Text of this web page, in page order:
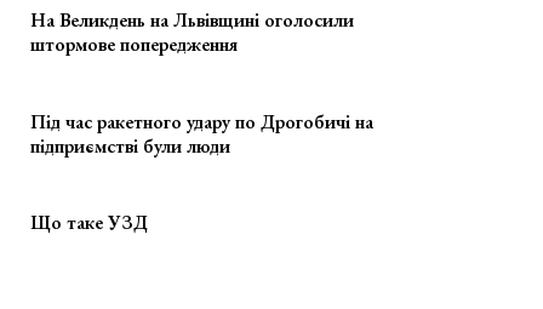
На Великдень на Львівщині оголосили
штормове попередження
Під час ракетного удару по Дрогобичі на
підприємстві були люди
Що таке УЗД